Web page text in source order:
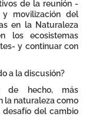
de la reunión -
y movilización del
en la Naturaleza
los ecosistemas
y continuar con
a la discusión?
de hecho, más
la naturaleza como
del cambio